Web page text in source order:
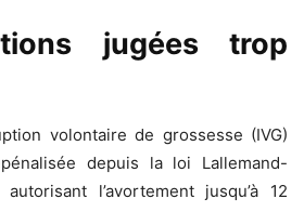
jugées trop
volontaire de grossesse (IVG)
depuis la loi Lallemand-
l’avortement jusqu’à 12